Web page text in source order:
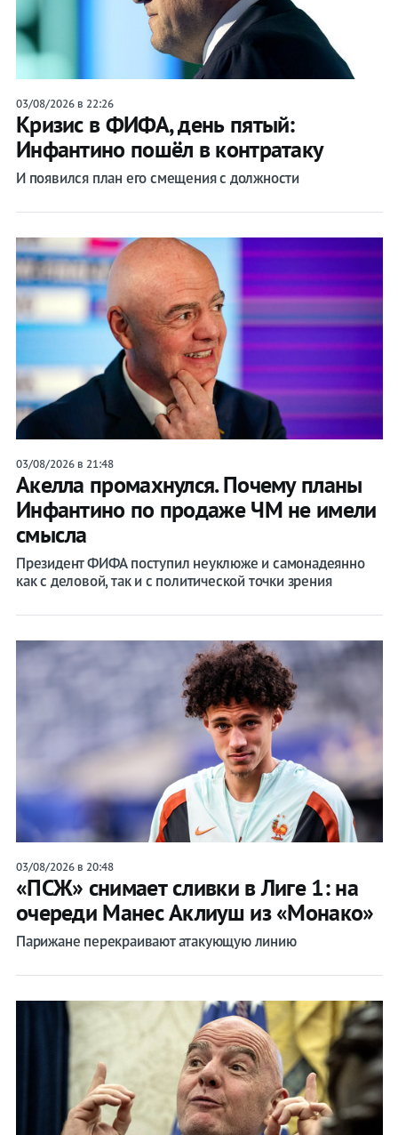
03/08/2026 в 22:26
Кризис в ФИФА, день пятый:
Инфантино пошёл в контратаку
И появился план его смещения с должности
03/08/2026 в 21:48
Акелла промахнулся. Почему планы
Инфантино по продаже ЧМ не имели
смысла
Президент ФИФА поступил неуклюже и самонадеянно
как с деловой, так и с политической точки зрения
03/08/2026 в 20:48
«ПСЖ» снимает сливки в Лиге 1: на
очереди Манес Аклиуш из «Монако»
Парижане перекраивают атакующую линию